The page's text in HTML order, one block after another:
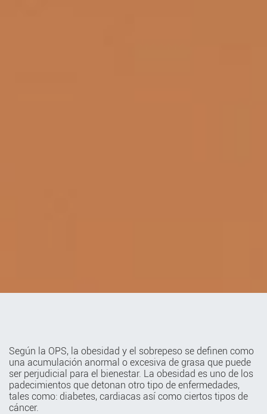
Según la OPS, la obesidad y el sobrepeso se definen como
una acumulación anormal o excesiva de grasa que puede
ser perjudicial para el bienestar. La obesidad es uno de los
padecimientos que detonan otro tipo de enfermedades,
tales como: diabetes, cardiacas así como ciertos tipos de
cáncer.